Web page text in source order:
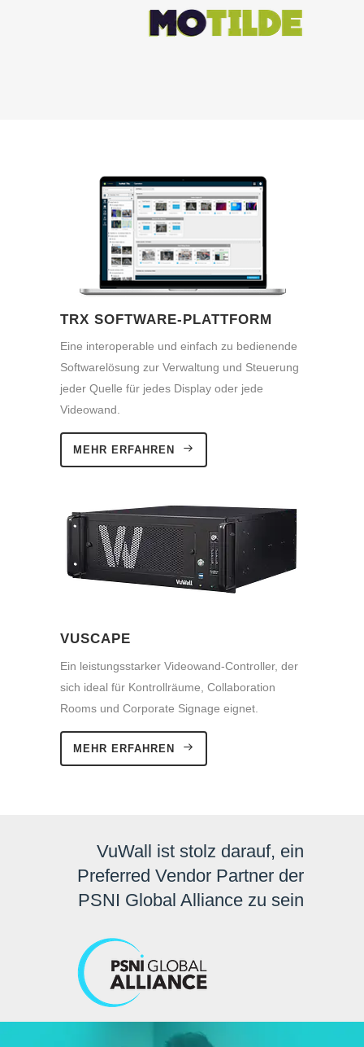
TRX SOFTWARE-PLATTFORM
Eine interoperable und einfach zu bedienende
Softwarelösung zur Verwaltung und Steuerung
jeder Quelle für jedes Display oder jede
Videowand.
MEHR ERFAHREN
VUSCAPE
Ein leistungsstarker Videowand-Controller, der
sich ideal für Kontrollräume, Collaboration
Rooms und Corporate Signage eignet.
MEHR ERFAHREN
VuWall ist stolz darauf, ein
Preferred Vendor Partner der
PSNI Global Alliance zu sein